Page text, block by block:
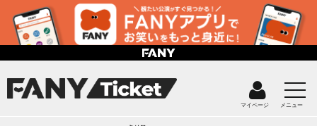
マイページ メニュー